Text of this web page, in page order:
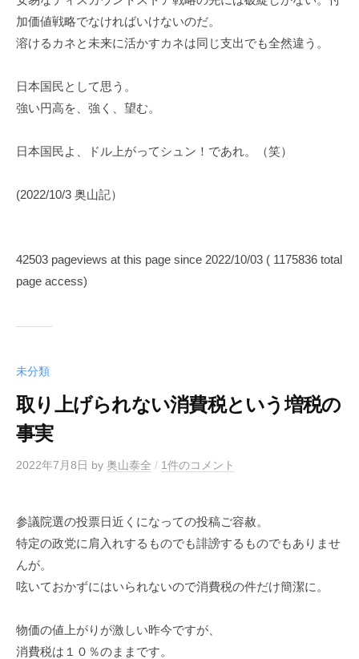
加価値戦略でなければいけないのだ。
溶けるカネと未来に活かすカネは同じ支出でも全然違う。
日本国民として思う。
強い円高を、強く、望む。
日本国民よ、ドル上がってシュン！であれ。（笑）
(2022/10/3 奥山記）
42503 pageviews at this page since 2022/10/03 ( 1175836 total
page access)
未分類
取り上げられない消費税という増税の
事実
2022年7月8日 by 奥山泰全 / 1件のコメント
参議院選の投票日近くになっての投稿ご容赦。
特定の政党に肩入れするものでも誹謗するものでもありませ
んが。
呟いておかずにはいられないので消費税の件だけ簡潔に。
物価の値上がりが激しい昨今ですが、
消費税は１０％のままです。